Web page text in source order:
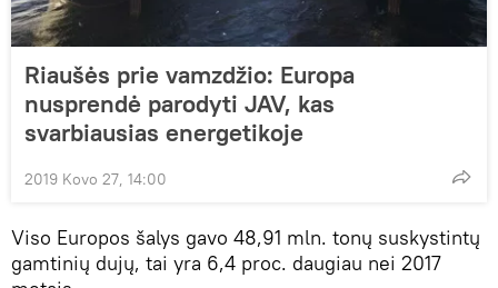
Riaušės prie vamzdžio: Europa
nusprendė parodyti JAV, kas
svarbiausias energetikoje
2019 Kovo 27, 14:00
Viso Europos šalys gavo 48,91 mln. tonų suskystintų
gamtinių dujų, tai yra 6,4 proc. daugiau nei 2017